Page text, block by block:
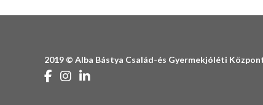
2019 © Alba Bástya Család-és Gyermekjóléti